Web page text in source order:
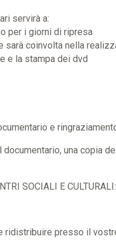
servirà a:
per i giorni di ripresa
sarà coinvolta nella
e la stampa dei dvd
e
una copia
SOCIALI E CULTURALI:
ridistribuire presso il